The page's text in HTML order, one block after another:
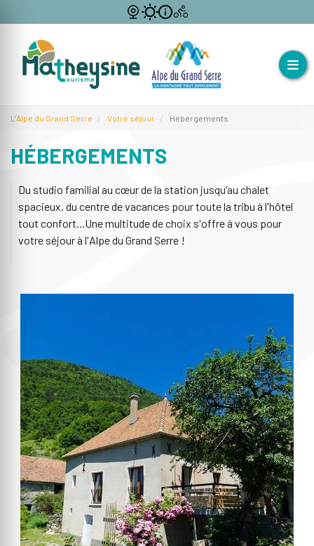
L'Alpe du Grand Serre Votre séjour Hébergements
HÉBERGEMENTS
Du studio familial au cœur de la station jusqu’au chalet
spacieux, du centre de vacances pour toute la tribu à l'hôtel
tout confort...Une multitude de choix s'offre à vous pour
votre séjour à l'Alpe du Grand Serre !